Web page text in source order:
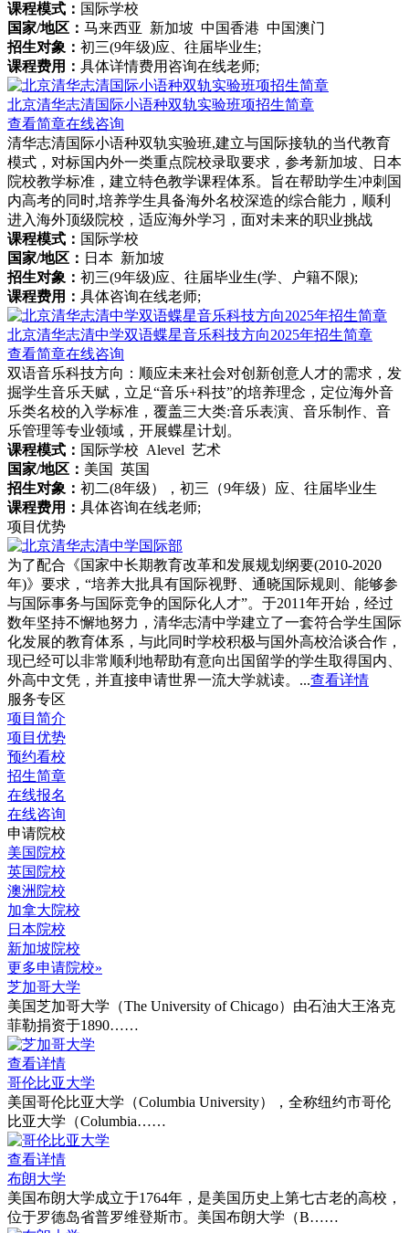
课程模式： 国际学校
国家/地区： 马来西亚 新加坡 中国香港 中国澳门
招生对象： 初三(9年级)应、往届毕业生;
课程费用： 具体详情费用咨询在线老师;
北京清华志清国际小语种双轨实验班项招生简章
查看简章在线咨询
清华志清国际小语种双轨实验班,建立与国际接轨的当代教育
模式，对标国内外一类重点院校录取要求，参考新加坡、日本
院校教学标准，建立特色教学课程体系。旨在帮助学生冲刺国
内高考的同时,培养学生具备海外名校深造的综合能力，顺利
进入海外顶级院校，适应海外学习，面对未来的职业挑战
课程模式： 国际学校
国家/地区： 日本 新加坡
招生对象： 初三(9年级)应、往届毕业生(学、户籍不限);
课程费用： 具体咨询在线老师;
北京清华志清中学双语蝶星音乐科技方向2025年招生简章
查看简章在线咨询
双语音乐科技方向：顺应未来社会对创新创意人才的需求，发
掘学生音乐天赋，立足“音乐+科技”的培养理念，定位海外音
乐类名校的入学标准，覆盖三大类:音乐表演、音乐制作、音
乐管理等专业领域，开展蝶星计划。
课程模式： 国际学校 Alevel 艺术
国家/地区： 美国 英国
招生对象： 初二(8年级），初三（9年级）应、往届毕业生
课程费用： 具体咨询在线老师;
项目优势
为了配合《国家中长期教育改革和发展规划纲要(2010-2020
年)》要求，“培养大批具有国际视野、通晓国际规则、能够参
与国际事务与国际竞争的国际化人才”。于2011年开始，经过
数年坚持不懈地努力，清华志清中学建立了一套符合学生国际
化发展的教育体系，与此同时学校积极与国外高校洽谈合作，
现已经可以非常顺利地帮助有意向出国留学的学生取得国内、
外高中文凭，并直接申请世界一流大学就读。...查看详情
服务专区
项目简介
项目优势
预约看校
招生简章
在线报名
在线咨询
申请院校
美国院校
英国院校
澳洲院校
加拿大院校
日本院校
新加坡院校
更多申请院校»
芝加哥大学
美国芝加哥大学（The University of Chicago）由石油大王洛克
菲勒捐资于1890……
查看详情
哥伦比亚大学
美国哥伦比亚大学（Columbia University），全称纽约市哥伦
比亚大学（Columbia……
查看详情
布朗大学
美国布朗大学成立于1764年，是美国历史上第七古老的高校，
位于罗德岛省普罗维登斯市。美国布朗大学（B……